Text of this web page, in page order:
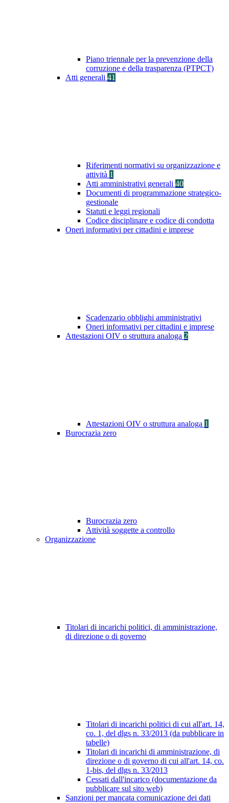
Piano triennale per la prevenzione della
corruzione e della trasparenza (PTPCT)
Atti generali 41
Riferimenti normativi su organizzazione e
attività 1
Atti amministrativi generali 40
Documenti di programmazione strategico-
gestionale
Statuti e leggi regionali
Codice disciplinare e codice di condotta
Oneri informativi per cittadini e imprese
Scadenzario obblighi amministrativi
Oneri informativi per cittadini e imprese
Attestazioni OIV o struttura analoga 2
Attestazioni OIV o struttura analoga 1
Burocrazia zero
Burocrazia zero
Attività soggette a controllo
Organizzazione
Titolari di incarichi politici, di amministrazione,
di direzione o di governo
Titolari di incarichi politici di cui all'art. 14,
co. 1, del dlgs n. 33/2013 (da pubblicare in
tabelle)
Titolari di incarichi di amministrazione, di
direzione o di governo di cui all'art. 14, co.
1-bis, del dlgs n. 33/2013
Cessati dall'incarico (documentazione da
pubblicare sul sito web)
Sanzioni per mancata comunicazione dei dati